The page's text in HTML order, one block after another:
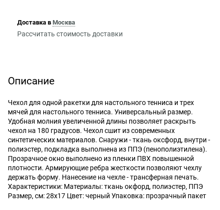
Доставка в Москва
Рассчитать стоимость доставки
Описание
Чехол для одной ракетки для настольного тенниса и трех
мячей для настольного тенниса. Универсальный размер.
Удобная молния увеличенной длины позволяет раскрыть
чехол на 180 градусов. Чехол сшит из современных
синтетических материалов. Снаружи - ткань оксфорд, внутри -
полиэстер, подкладка выполнена из ППЭ (пенополиэтилена).
Прозрачное окно выполнено из пленки ПВХ повышенной
плотности. Армирующие ребра жесткости позволяют чехлу
держать форму. Нанесение на чехле - трансферная печать.
Характеристики: Материалы: ткань окфорд, полиэстер, ППЭ
Размер, см: 28х17 Цвет: черный Упаковка: прозрачный пакет